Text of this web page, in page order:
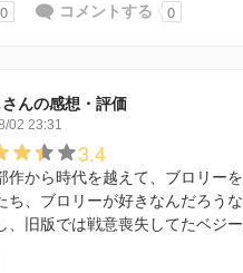
0 コメントする 0
んの感想・評価
02 23:31
3.4
作から時代を越えて、ブロリー
ち、ブロリーが好きなんだろうな
、旧版では戦意喪失してたベジ